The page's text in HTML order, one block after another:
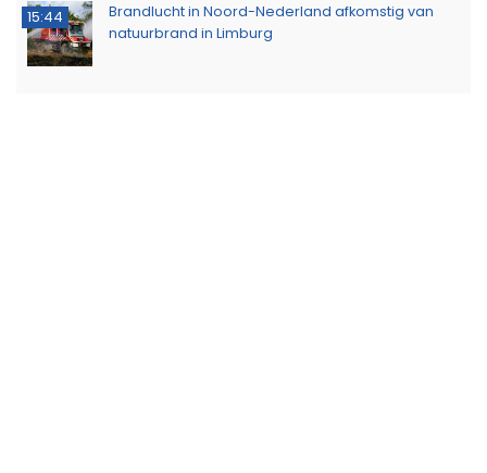
15:44
Brandlucht in Noord-Nederland afkomstig van
natuurbrand in Limburg